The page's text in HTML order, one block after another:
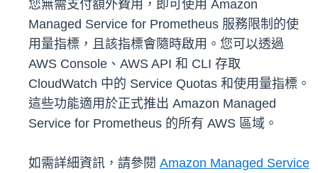
您無需支付額外費用，即可使用 Amazon
Managed Service for Prometheus 服務限制的使
用量指標，且該指標會隨時啟用。您可以透過
AWS Console、AWS API 和 CLI 存取
CloudWatch 中的 Service Quotas 和使用量指標。
這些功能適用於正式推出 Amazon Managed
Service for Prometheus 的所有 AWS 區域。
如需詳細資訊，請參閱 Amazon Managed Service